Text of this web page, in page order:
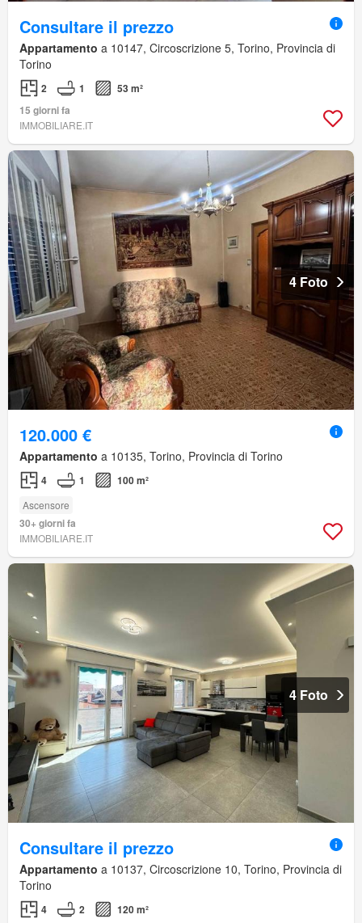
Consultare il prezzo
Appartamento a 10147, Circoscrizione 5, Torino, Provincia di
Torino
2 1
53 m²
15 giorni fa
IMMOBILIARE.IT
4 Foto
120.000 €
Appartamento a 10135, Torino, Provincia di Torino
4 1 100 m²
Ascensore
30+ giorni fa
IMMOBILIARE.IT
4 Foto
Consultare il prezzo
Appartamento a 10137, Circoscrizione 10, Torino, Provincia di
Torino
4 2
120 m²